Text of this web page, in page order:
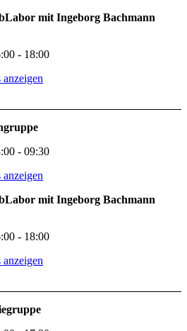
mit Ingeborg Bachmann
- 18:00
- 09:30
mit Ingeborg Bachmann
- 18:00